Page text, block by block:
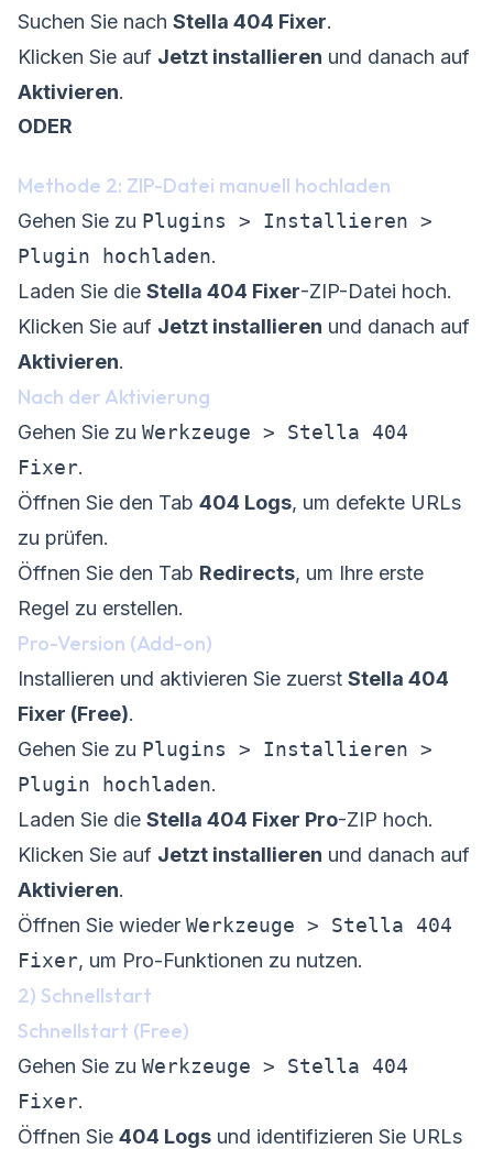
Suchen Sie nach Stella 404 Fixer.
Klicken Sie auf Jetzt installieren und danach auf
Aktivieren.
ODER
Methode 2: ZIP-Datei manuell hochladen
Gehen Sie zu Plugins > Installieren >
Plugin hochladen.
Laden Sie die Stella 404 Fixer-ZIP-Datei hoch.
Klicken Sie auf Jetzt installieren und danach auf
Aktivieren.
Nach der Aktivierung
Gehen Sie zu Werkzeuge > Stella 404
Fixer.
Öffnen Sie den Tab 404 Logs, um defekte URLs
zu prüfen.
Öffnen Sie den Tab Redirects, um Ihre erste
Regel zu erstellen.
Pro-Version (Add-on)
Installieren und aktivieren Sie zuerst Stella 404
Fixer (Free).
Gehen Sie zu Plugins > Installieren >
Plugin hochladen.
Laden Sie die Stella 404 Fixer Pro-ZIP hoch.
Klicken Sie auf Jetzt installieren und danach auf
Aktivieren.
Öffnen Sie wieder Werkzeuge > Stella 404
Fixer, um Pro-Funktionen zu nutzen.
2) Schnellstart
Schnellstart (Free)
Gehen Sie zu Werkzeuge > Stella 404
Fixer.
Öffnen Sie 404 Logs und identifizieren Sie URLs